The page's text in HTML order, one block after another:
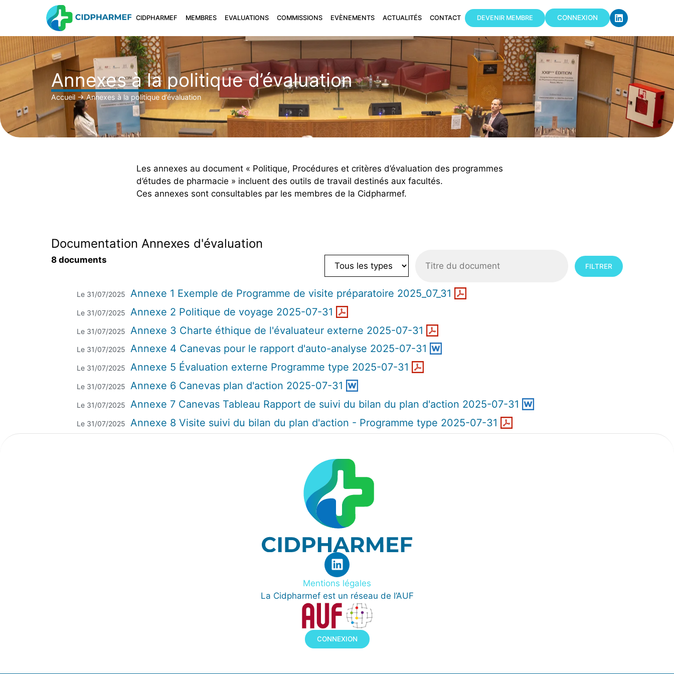
CIDPHARMEF MEMBRES EVALUATIONS COMMISSIONS EVÈNEMENTS ACTUALITÉS CONTACT DEVENIR MEMBRE CONNEXION
Annexes à la politique d’évaluation
Accueil → Annexes à la politique d’évaluation
Les annexes au document « Politique, Procédures et critères d’évaluation des programmes
d’études de pharmacie » incluent des outils de travail destinés aux facultés.
Ces annexes sont consultables par les membres de la Cidpharmef.
Documentation Annexes d'évaluation
8 documents
Le 31/07/2025 Annexe 1 Exemple de Programme de visite préparatoire 2025_07_31
Le 31/07/2025 Annexe 2 Politique de voyage 2025-07-31
Le 31/07/2025 Annexe 3 Charte éthique de l'évaluateur externe 2025-07-31
Le 31/07/2025 Annexe 4 Canevas pour le rapport d'auto-analyse 2025-07-31
Le 31/07/2025 Annexe 5 Évaluation externe Programme type 2025-07-31
Le 31/07/2025 Annexe 6 Canevas plan d'action 2025-07-31
Le 31/07/2025 Annexe 7 Canevas Tableau Rapport de suivi du bilan du plan d'action 2025-07-31
Le 31/07/2025 Annexe 8 Visite suivi du bilan du plan d'action - Programme type 2025-07-31
Mentions légales
La Cidpharmef est un réseau de l’AUF
CONNEXION